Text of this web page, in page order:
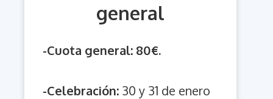
general
-Cuota general: 80€.
-Celebración: 30 y 31 de enero